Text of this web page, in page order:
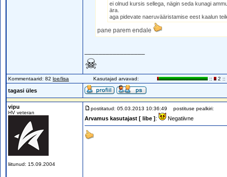
ei olnud kursis sellega, nägin seda kunagi
ära.
aga pidevate naeruvääristamise eest kaalun
pane parem endale
☠
Kommentaarid: 82 loe/lisa Kasutajad arvavad: :: 2 ::
tagasi üles
vipu
HV veteran
liitunud: 15.09.2004
postitatud: 05.03.2013 10:36:49 postituse pealkiri:
Arvamus kasutajast [ libe ]: Negatiivne